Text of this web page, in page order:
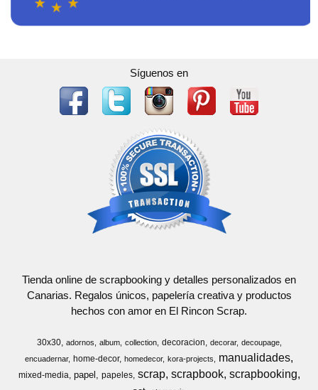
Síguenos en
Tienda online de scrapbooking y detalles personalizados en
Canarias. Regalos únicos, papelería creativa y productos
hechos con amor en El Rincon Scrap.
30x30 adornos album collection decoracion decorar
decoupage
encuadernar
home-decor homedecor kora-projects manualidades
mixed-media papel papeles scrap scrapbook scrapbooking